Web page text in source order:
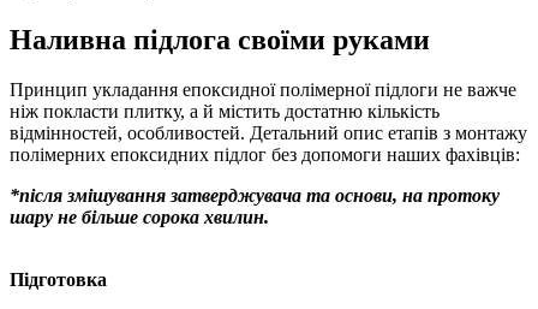
Наливна підлога своїми руками
Принцип укладання епоксидної полімерної підлоги не важче
ніж покласти плитку, а й містить достатню кількість
відмінностей, особливостей. Детальний опис етапів з монтажу
полімерних епоксидних підлог без допомоги наших фахівців:
*після змішування затверджувача та основи, на протоку
шару не більше сорока хвилин.
Підготовка